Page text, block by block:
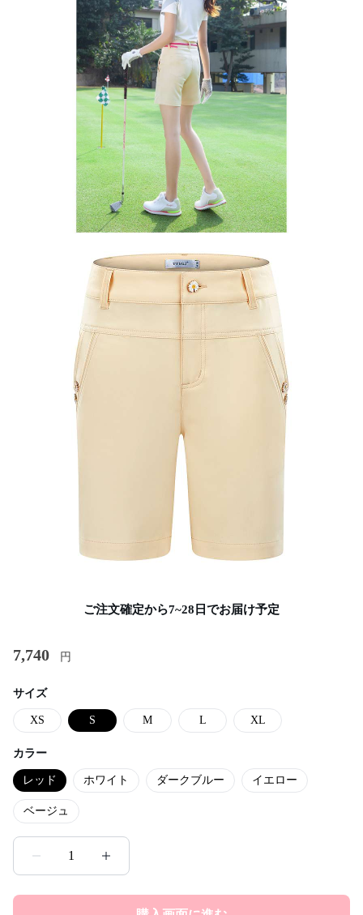
ご注文確定から7~28日でお届け予定
7,740 円
サイズ
XS S M L XL
カラー
レッド ホワイト ダークブルー イエロー
ベージュ
1